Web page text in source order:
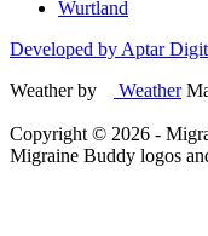
Wurtland
Developed by Aptar
Weather by
Weather
Copyright © 2026 -
Migraine Buddy logos